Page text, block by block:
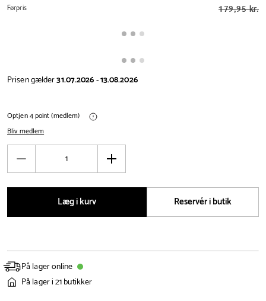
Førpris 179,95 kr.
Prisen gælder31.07.2026-13.08.2026
Optjen 4 point (medlem)
Bliv medlem
Antal
Øg
Læg i kurv
Reservér i butik
På lager online
På lager i 21 butikker